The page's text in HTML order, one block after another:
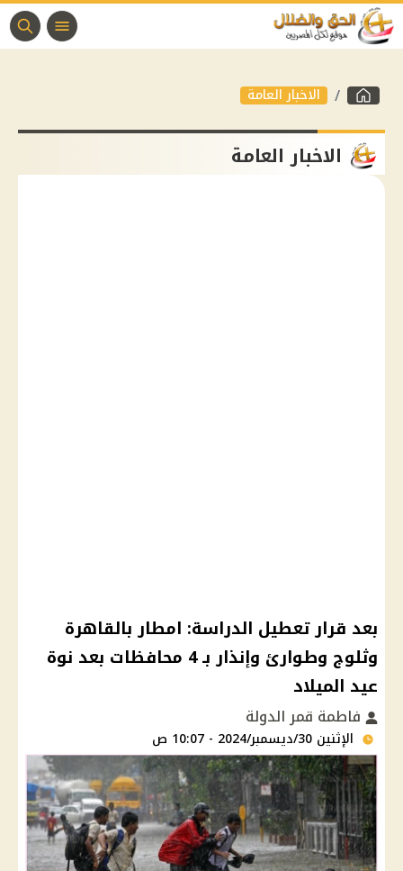
الاخبار العامة
الاخبار العامة
بعد قرار تعطيل الدراسة: امطار بالقاهرة
وثلوج وطوارئ وإنذار بـ 4 محافظات بعد نوة
عيد الميلاد
فاطمة قمر الدولة
الإثنين 30/ديسمبر/2024 - 10:07 ص